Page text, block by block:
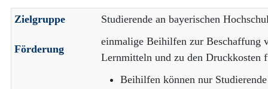
Zielgruppe Studierende an bayerischen
Förderung
einmalige Beihilfen zur Beschaffung
Lernmitteln und zu den Druckkosten
Beihilfen können nur